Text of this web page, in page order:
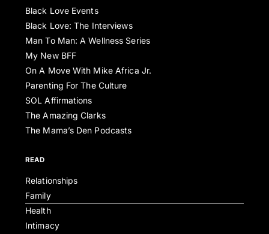
Black Love Events
Black Love: The Interviews
Man To Man: A Wellness Series
My New BFF
On A Move With Mike Africa Jr.
Parenting For The Culture
SOL Affirmations
The Amazing Clarks
The Mama’s Den Podcasts
READ
Relationships
Family
Health
Intimacy